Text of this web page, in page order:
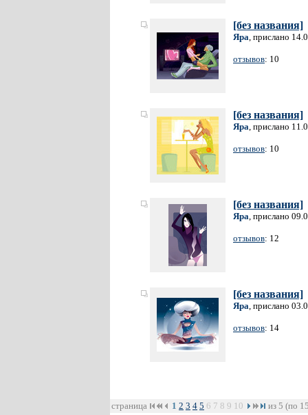
[без названия]
Яра, прислано
отзывов: 10
[без названия]
Яра, прислано
отзывов: 10
[без названия]
Яра, прислано
отзывов: 12
[без названия]
Яра, прислано
отзывов: 14
страница 1 2 3 4 5 6 7 8 9 10 из 5 (по